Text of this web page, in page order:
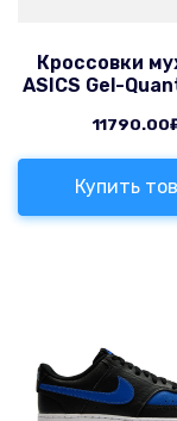
Кроссовки
ASICS Gel-
11790.00
Купить